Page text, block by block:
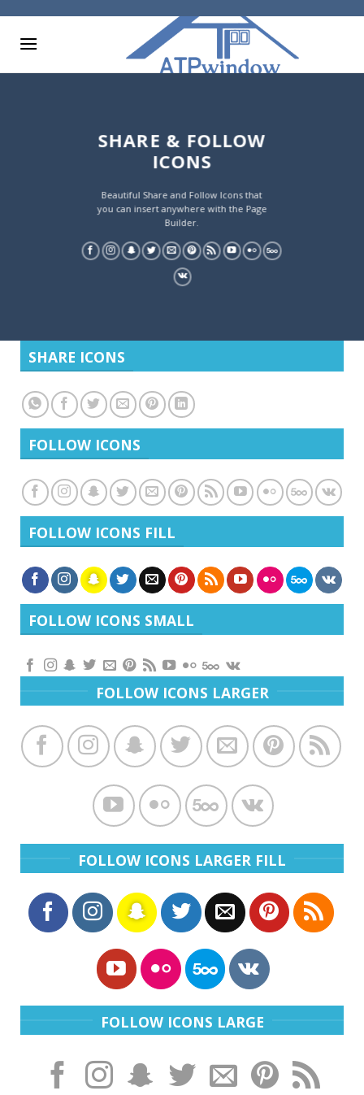
content
SHARE & FOLLOW
ICONS
Beautiful Share and Follow Icons that
you can insert anywhere with the Page
Builder.
SHARE ICONS
FOLLOW ICONS
FOLLOW ICONS FILL
FOLLOW ICONS SMALL
FOLLOW ICONS LARGER
FOLLOW ICONS LARGER FILL
FOLLOW ICONS LARGE